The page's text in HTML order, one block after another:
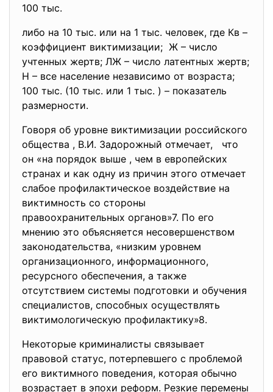
100 тыс.
либо на 10 тыс. или на 1 тыс. человек, где Кв –
коэффициент виктимизации; Ж – число
учтенных жертв; ЛЖ – число латентных жертв;
Н – все население независимо от возраста;
100 тыс. (10 тыс. или 1 тыс. ) – показатель
размерности.
Говоря об уровне виктимизации российского
общества , В.И. Задорожный отмечает, что
он «на порядок выше , чем в европейских
странах и как одну из причин этого отмечает
слабое профилактическое воздействие на
виктимность со стороны
правоохранительных органов»7. По его
мнению это объясняется несовершенством
законодательства, «низким уровнем
организационного, информационного,
ресурсного обеспечения, а также
отсутствием системы подготовки и обучения
специалистов, способных осуществлять
виктимологическую профилактику»8.
Некоторые криминалисты связывает
правовой статус, потерпевшего с проблемой
его виктимного поведения, которая обычно
возрастает в эпохи реформ. Резкие перемены